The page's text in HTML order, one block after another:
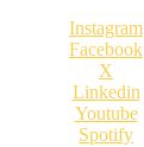
Instagram
Facebook
X
Linkedin
Youtube
Spotify